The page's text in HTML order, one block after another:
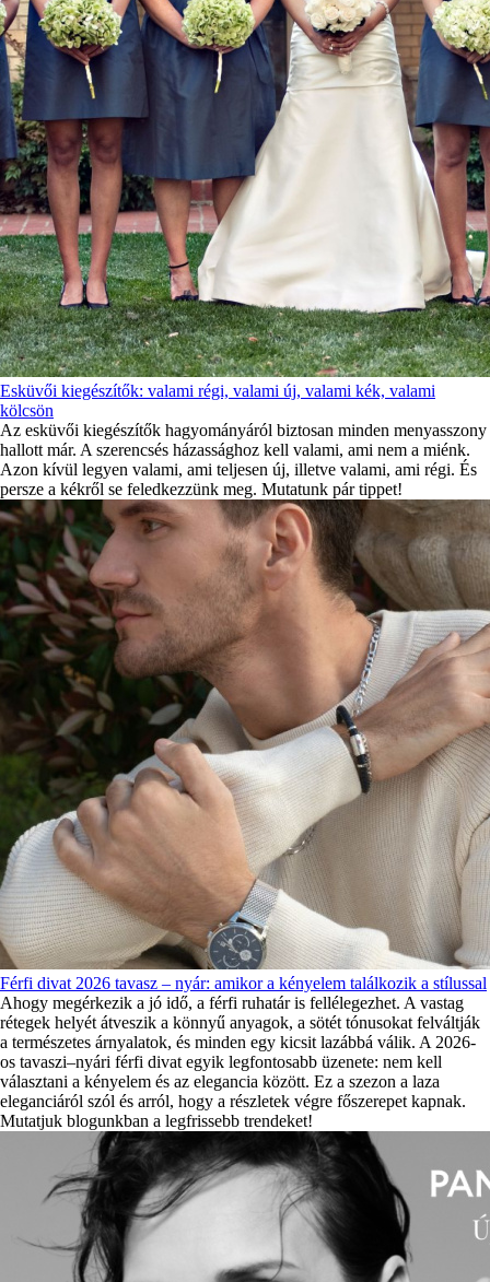
Esküvői kiegészítők: valami régi, valami új, valami kék, valami
kölcsön
Az esküvői kiegészítők hagyományáról biztosan minden menyasszony
hallott már. A szerencsés házassághoz kell valami, ami nem a miénk.
Azon kívül legyen valami, ami teljesen új, illetve valami, ami régi. És
persze a kékről se feledkezzünk meg. Mutatunk pár tippet!
Férfi divat 2026 tavasz – nyár: amikor a kényelem találkozik a stílussal
Ahogy megérkezik a jó idő, a férfi ruhatár is fellélegezhet. A vastag
rétegek helyét átveszik a könnyű anyagok, a sötét tónusokat felváltják
a természetes árnyalatok, és minden egy kicsit lazábbá válik. A 2026-
os tavaszi–nyári férfi divat egyik legfontosabb üzenete: nem kell
választani a kényelem és az elegancia között. Ez a szezon a laza
eleganciáról szól és arról, hogy a részletek végre főszerepet kapnak.
Mutatjuk blogunkban a legfrissebb trendeket!